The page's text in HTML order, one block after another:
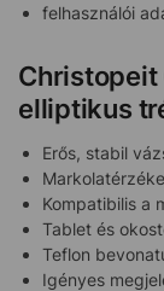
felhasználói
Christopeit
elliptikus
Erős, stabil
Kompatibilis a
Tablet és
Teflon
Igényes